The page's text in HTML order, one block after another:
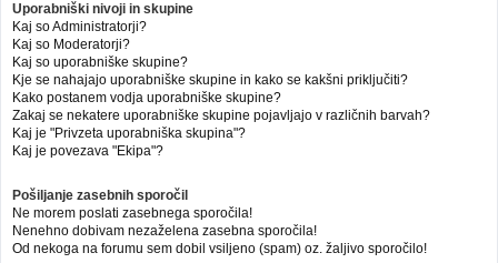
Uporabniški nivoji in skupine
Kaj so Administratorji?
Kaj so Moderatorji?
Kaj so uporabniške skupine?
Kje se nahajajo uporabniške skupine in kako se kakšni priključiti?
Kako postanem vodja uporabniške skupine?
Zakaj se nekatere uporabniške skupine pojavljajo v različnih barvah?
Kaj je "Privzeta uporabniška skupina"?
Kaj je povezava "Ekipa"?
Pošiljanje zasebnih sporočil
Ne morem poslati zasebnega sporočila!
Nenehno dobivam nezaželena zasebna sporočila!
Od nekoga na forumu sem dobil vsiljeno (spam) oz. žaljivo sporočilo!